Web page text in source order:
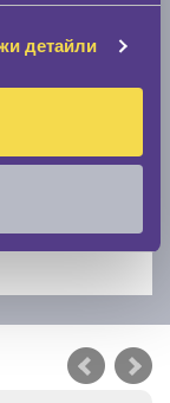
детайли